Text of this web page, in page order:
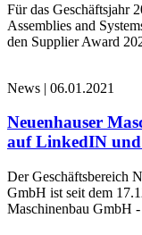
Für das Geschäftsjahr
Assemblies and
den Supplier Award
News | 06.01.2021
Neuenhauser
auf LinkedIN
Der Geschäftsbereich
GmbH ist seit dem
Maschinenbau GmbH